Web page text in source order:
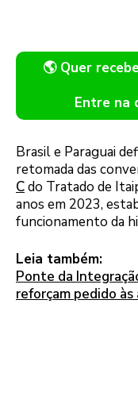
🌎 Quer
Entre na
Brasil e Paraguai
retomada das
Cdo Tratado de
anos em 2023,
funcionamento da
Leia também:
Ponte da
reforçam pedido